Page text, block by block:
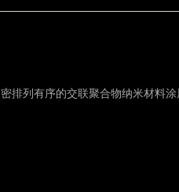
排列有序的交联聚合物纳米材料